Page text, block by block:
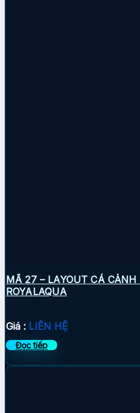
MÃ 27 – LAYOUT CÁ
ROYALAQUA
Giá : LIÊN HỆ
Đọc tiếp